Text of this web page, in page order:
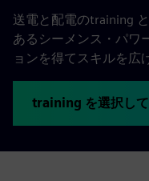
送電と配電のtraining
あるシーメンス・パワ
ョンを得てスキルを広
training を選択し